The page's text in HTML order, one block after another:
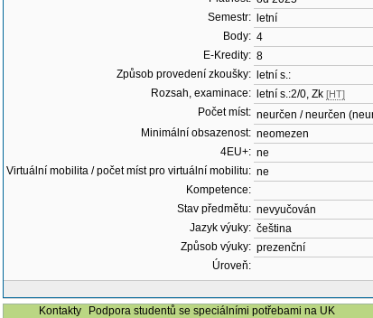
Semestr:
letní
Body: 4
E-Kredity: 8
Způsob provedení zkoušky:
letní s.:
Rozsah, examinace:
letní s.:2/0, Zk [HT]
Počet míst: neurčen / neurčen
Minimální obsazenost: neomezen
4EU+: ne
Virtuální mobilita / počet míst pro virtuální mobilitu: ne
Kompetence:
Stav předmětu: nevyučován
Jazyk výuky: čeština
Způsob výuky: prezenční
Úroveň:
Kontakty
Podpora studentů se speciálními potřebami na UK